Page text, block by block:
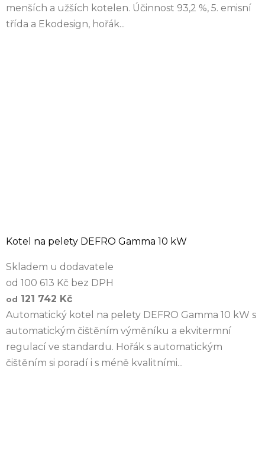
menších a užších kotelen. Účinnost 93,2 %, 5. emisní
třída a Ekodesign, hořák...
Kotel na pelety DEFRO Gamma 10 kW
Skladem u dodavatele
od 100 613 Kč bez DPH
od 121 742 Kč
Automatický kotel na pelety DEFRO Gamma 10 kW s
automatickým čištěním výměníku a ekvitermní
regulací ve standardu. Hořák s automatickým
čištěním si poradí i s méně kvalitními...